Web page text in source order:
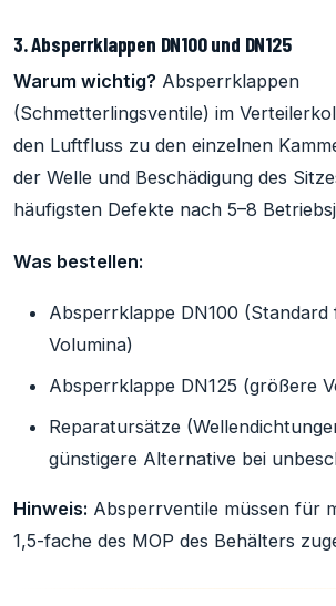
3. Absperrklappen DN100 und DN125
Warum wichtig? Absperrklappen
(Schmetterlingsventile) im
den Luftfluss zu den einzelnen
der Welle und Beschädigung des
häufigsten Defekte nach 5–8
Was bestellen:
Absperrklappe DN100
Volumina)
Absperrklappe DN125 (größere
Reparatursätze
günstigere Alternative bei
Hinweis: Absperrventile müssen für
1,5-fache des MOP des Behälters